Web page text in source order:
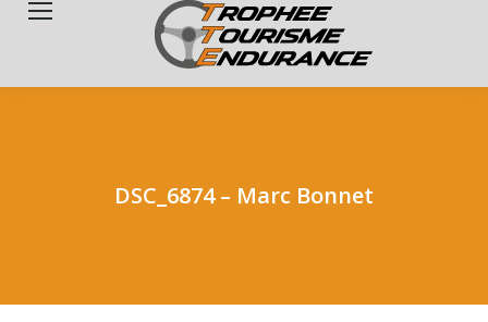
DSC_6874 – Marc Bonnet